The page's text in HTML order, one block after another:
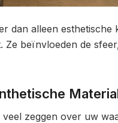
dan alleen esthetische
Ze beïnvloeden de
zeggen over uw